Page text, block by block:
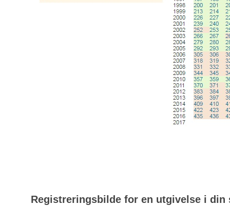
Registreringsbilde for en utgivelse i din